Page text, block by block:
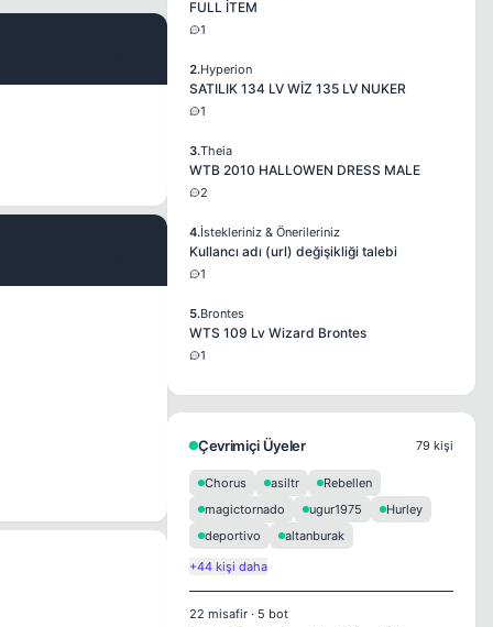
FULL İTEM
1
2.Hyperion
SATILIK 134 LV WİZ 135 LV NUKER
1
3.Theia
WTB 2010 HALLOWEN DRESS MALE
2
4.İstekleriniz & Önerileriniz
Kullancı adı (url) değişikliği talebi
1
5.Brontes
WTS 109 Lv Wizard Brontes
1
Çevrimiçi Üyeler 79 kişi
Chorus asiltr
Rebellen
magictornado
ugur1975
Hurley
deportivo
altanburak
+44 kişi daha
22 misafir · 5 bot